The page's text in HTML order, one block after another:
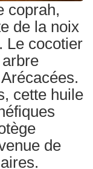
coprah,
de la noix
Le cocotier
cette huile
de